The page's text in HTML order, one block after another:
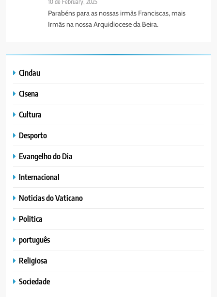
10 de February, 2025
Parabéns para as nossas irmãs Franciscas, mais
Irmãs na nossa Arquidiocese da Beira.
Cindau
Cisena
Cultura
Desporto
Evangelho do Dia
Internacional
Noticias do Vaticano
Politica
português
Religiosa
Sociedade